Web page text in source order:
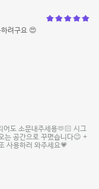
려구요 😍
어도 소문내주세용🫶🏻 시그
는 공간으로 꾸몄습니다😉 +
사용하러 와주세요💗